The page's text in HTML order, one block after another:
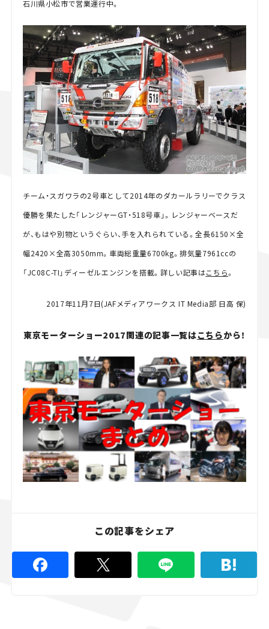
石川県小松市で営業運行中。
チーム・スガワラの2号車として2014年のダカールラリーでクラス
優勝を果たした「レンジャーGT・518号車」。レンジャーベースだ
が、もはや別物というぐらい、手を入れられている。全長6150×全
幅2420×全高3050mm。車両総重量6700kg。排気量7961ccの
「JC08C-TI」ディーゼルエンジンを搭載。詳しい記事はこちら。
2017年11月7日(JAFメディアワークス IT Media部 日高 保)
東京モーターショー2017関連の記事一覧はこちらから！
この記事をシェア